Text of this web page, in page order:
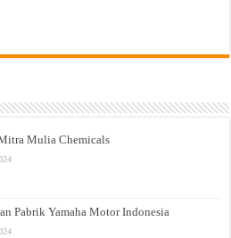
Mulia Chemicals
Pabrik Yamaha Motor Indonesia